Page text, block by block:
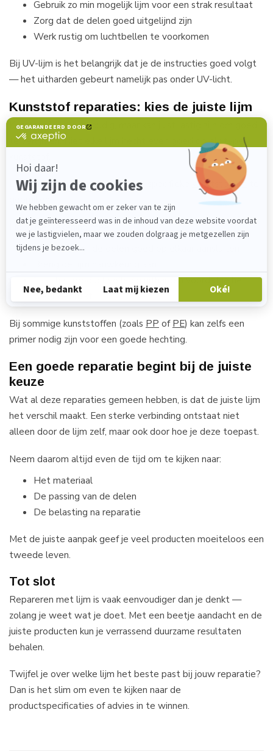
Gebruik zo min mogelijk lijm voor een strak resultaat
Zorg dat de delen goed uitgelijnd zijn
Werk rustig om luchtbellen te voorkomen
Bij UV-lijm is het belangrijk dat je de instructies goed volgt
— het uitharden gebeurt namelijk pas onder UV-licht.
Kunststof reparaties: kies de juiste lijm
Kunststof lijkt eenvoudig, maar kan juist lastig zijn om goed
te verlijmen. Niet elke lijm hecht even goed op elk type
Daarom is het belangrijk om een specifieke kunststoflijm
Houd hier rekening mee:
Controleer of de delen goed op elkaar aansluiten
Laat het product volledig uitharden voordat je het
weer gebruikt
Bij sommige kunststoffen (zoals PP ofPE) kan zelfs een
primer nodig zijn voor een goede hechting.
Een goede reparatie begint bij de juiste
keuze
Wat al deze reparaties gemeen hebben, is dat de juiste lijm
het verschil maakt. Een sterke verbinding ontstaat niet
alleen door de lijm zelf, maar ook door hoe je deze toepast.
Neem daarom altijd even de tijd om te kijken naar:
Het materiaal
De passing van de delen
De belasting na reparatie
Met de juiste aanpak geef je veel producten moeiteloos een
tweede leven.
Tot slot
Repareren met lijm is vaak eenvoudiger dan je denkt —
zolang je weet wat je doet. Met een beetje aandacht en de
juiste producten kun je verrassend duurzame resultaten
behalen.
Twijfel je over welke lijm het beste past bij jouw reparatie?
Dan is het slim om even te kijken naar de
productspecificaties of advies in te winnen.